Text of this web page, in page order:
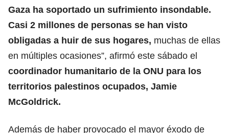
Gaza ha soportado un sufrimiento insondable.
Casi 2 millones de personas se han visto
obligadas a huir de sus hogares, muchas de ellas
en múltiples ocasiones”, afirmó este sábado el
coordinador humanitario de la ONU para los
territorios palestinos ocupados, Jamie
McGoldrick.
Además de haber provocado el mayor éxodo de